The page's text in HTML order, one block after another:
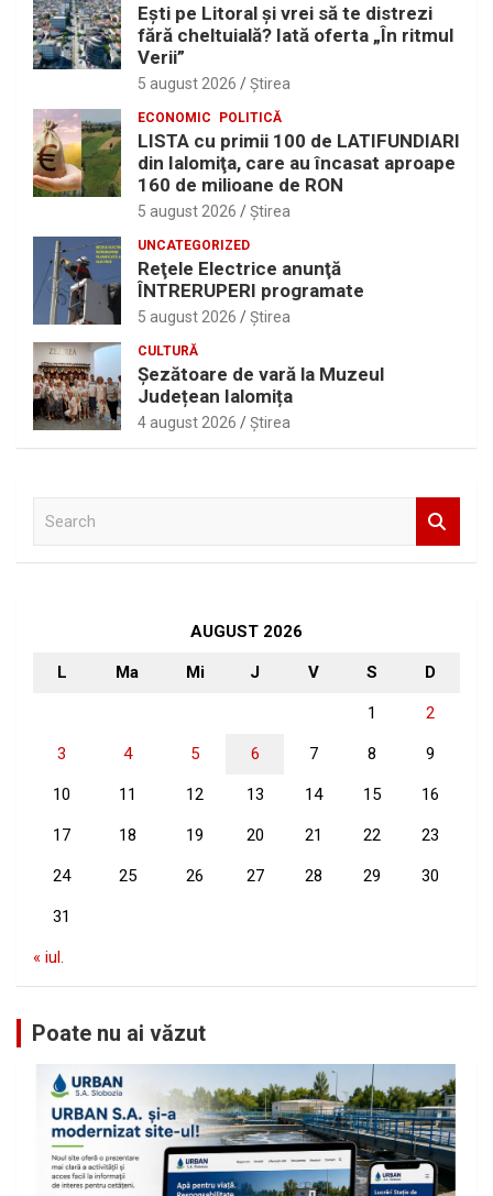
Eşti pe Litoral şi vrei să te distrezi
fără cheltuială? Iată oferta „În ritmul
Verii”
5 august 2026 Ştirea
ECONOMIC POLITICĂ
LISTA cu primii 100 de LATIFUNDIARI
din Ialomiţa, care au încasat aproape
160 de milioane de RON
5 august 2026 Ştirea
UNCATEGORIZED
Reţele Electrice anunţă
ÎNTRERUPERI programate
5 august 2026 Ştirea
CULTURĂ
Șezătoare de vară la Muzeul
Județean Ialomița
4 august 2026 Ştirea
AUGUST 2026
L Ma Mi J V S D
1 2
3 4 5 6 7 8 9
10 11 12 13 14 15 16
17 18 19 20 21 22 23
24 25 26 27 28 29 30
31
« iul.
Poate nu ai văzut